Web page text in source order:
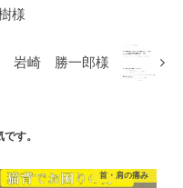
様
岩崎 勝一郎様
す。
首・肩の痛み